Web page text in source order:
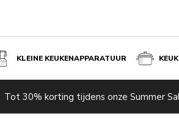
KLEINE KEUKENAPPARATUUR
Tot 30% korting tijdens onze Summer
producten
Inspiratie Technische